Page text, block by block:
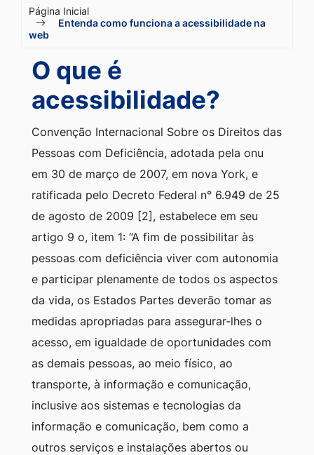
para
[alt+3]
para
rodapé
[alt+4]
SocialSocial SocialSocial
do
menu
principal
Página Inicial
Entenda como funciona a acessibilidade na
web
O que é
acessibilidade?
Convenção Internacional Sobre os Direitos das
Pessoas com Deficiência, adotada pela onu
em 30 de março de 2007, em nova York, e
ratificada pelo Decreto Federal n° 6.949 de 25
de agosto de 2009 [2], estabelece em seu
artigo 9 o, item 1: “A fim de possibilitar às
pessoas com deficiência viver com autonomia
e participar plenamente de todos os aspectos
da vida, os Estados Partes deverão tomar as
medidas apropriadas para assegurar-lhes o
acesso, em igualdade de oportunidades com
as demais pessoas, ao meio físico, ao
transporte, à informação e comunicação,
inclusive aos sistemas e tecnologias da
informação e comunicação, bem como a
outros serviços e instalações abertos ou